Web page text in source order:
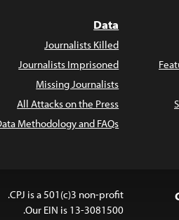
Data
Journalists Killed
Journalists Imprisoned
Missing Journalists
All Attacks on the Press
Methodology and FAQs
CPJ is a 501(c)3 non-profit.
Our EIN is 13-3081500.